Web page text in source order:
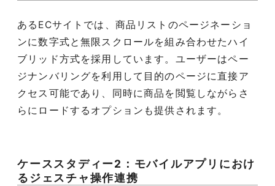
あるECサイトでは、商品リストのページネーショ
ンに数字式と無限スクロールを組み合わせたハイ
ブリッド方式を採用しています。ユーザーはペー
ジナンバリングを利用して目的のページに直接ア
クセス可能であり、同時に商品を閲覧しながらさ
らにロードするオプションも提供されます。
ケーススタディー2：モバイルアプリにおけ
るジェスチャ操作連携